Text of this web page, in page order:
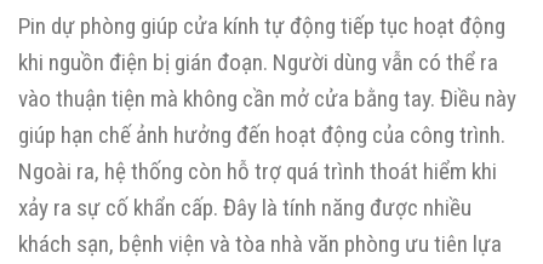
Pin dự phòng giúp cửa kính tự động tiếp tục hoạt động
khi nguồn điện bị gián đoạn. Người dùng vẫn có thể ra
vào thuận tiện mà không cần mở cửa bằng tay. Điều này
giúp hạn chế ảnh hưởng đến hoạt động của công trình.
Ngoài ra, hệ thống còn hỗ trợ quá trình thoát hiểm khi
xảy ra sự cố khẩn cấp. Đây là tính năng được nhiều
khách sạn, bệnh viện và tòa nhà văn phòng ưu tiên lựa